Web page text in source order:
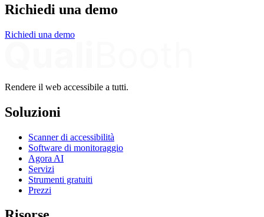
Richiedi una demo
Richiedi una demo
Rendere il web accessibile a tutti.
Soluzioni
Scanner di accessibilità
Software di monitoraggio
Agora AI
Servizi
Strumenti gratuiti
Prezzi